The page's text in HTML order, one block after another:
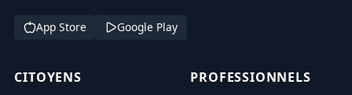
App Store Google Play
CITOYENS
PROFESSIONNELS